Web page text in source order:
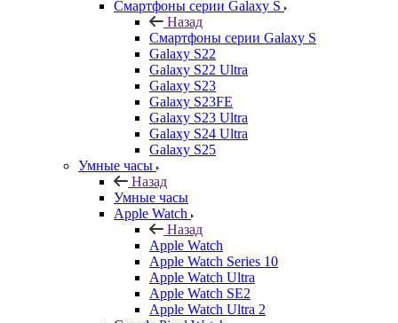
Смартфоны серии Galaxy S
Назад
Смартфоны серии Galaxy S
Galaxy S22
Galaxy S22 Ultra
Galaxy S23
Galaxy S23FE
Galaxy S23 Ultra
Galaxy S24 Ultra
Galaxy S25
Умные часы
Назад
Умные часы
Apple Watch
Назад
Apple Watch
Apple Watch Series 10
Apple Watch Ultra
Apple Watch SE2
Apple Watch Ultra 2